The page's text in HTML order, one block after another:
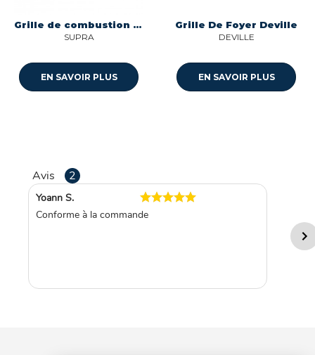
Grille de combustion pour poele Supra FR1067150B
SUPRA
EN SAVOIR PLUS
Grille De Foyer Deville
DEVILLE
EN SAVOIR PLUS
Avis 2
Yoann S.
Conforme à la commande